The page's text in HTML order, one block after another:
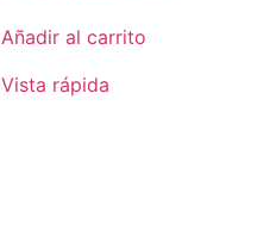
Añadir al carrito
Vista rápida